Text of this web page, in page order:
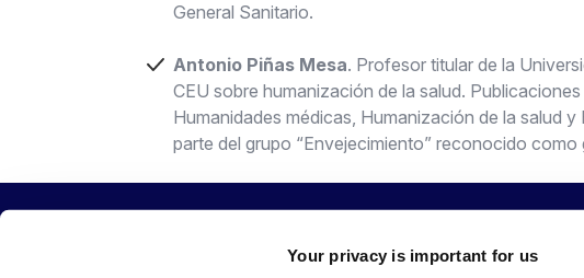
Your privacy is important for us
General Sanitario.
Antonio Piñas Mesa. Profesor titular de la
CEU sobre humanización de la salud.
Humanidades médicas, Humanización de la salud
parte del grupo “Envejecimiento” reconocido